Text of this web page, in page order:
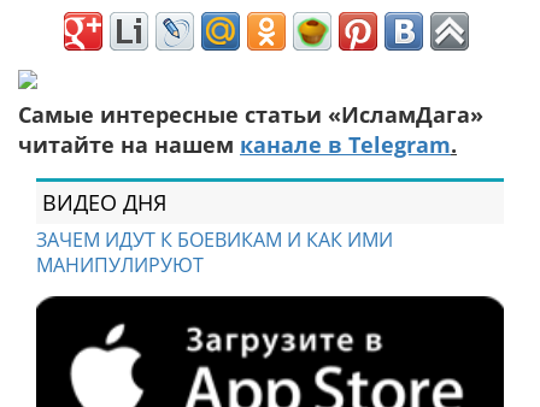
Самые интересные статьи «ИсламДага»
читайте на нашем канале в Telegram.
ВИДЕО ДНЯ
ЗАЧЕМ ИДУТ К БОЕВИКАМ И КАК ИМИ
МАНИПУЛИРУЮТ